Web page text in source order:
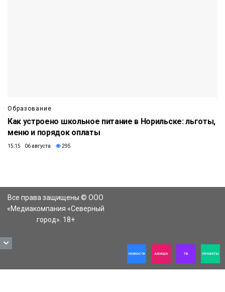
Образование
Как устроено школьное питание в Норильске: льготы,
меню и порядок оплаты
15:15 06 августа 295
Все права защищены © ООО
«Медиакомпания «Северный
город». 18+